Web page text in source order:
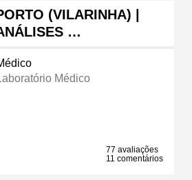
(VILARINHA) |
…
Médico
77 avaliações
11 comentários